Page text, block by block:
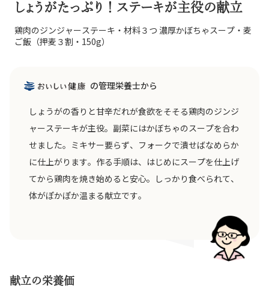
しょうがたっぷり！ステーキが主役の献立
鶏肉のジンジャーステーキ・材料３つ 濃厚かぼちゃスープ・麦
ご飯（押麦３割・150g）
の管理栄養士から
しょうがの香りと甘辛だれが食欲をそそる鶏肉のジンジ
ャーステーキが主役。副菜にはかぼちゃのスープを合わ
せました。ミキサー要らず、フォークで潰せばなめらか
に仕上がります。作る手順は、はじめにスープを仕上げ
てから鶏肉を焼き始めると安心。しっかり食べられて、
体がぽかぽか温まる献立です。
献立の栄養価